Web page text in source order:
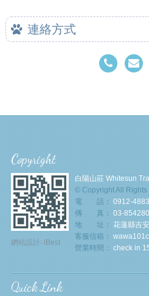
連絡方式
Copyright
網站設計‧ iBest
白陽山莊 Whitesun
© Copyright All Rights
電 話： 0912-
傳 真： 03-
地 址： 花蓮縣吉
客服信箱：
營業時間： check in
Quick Link